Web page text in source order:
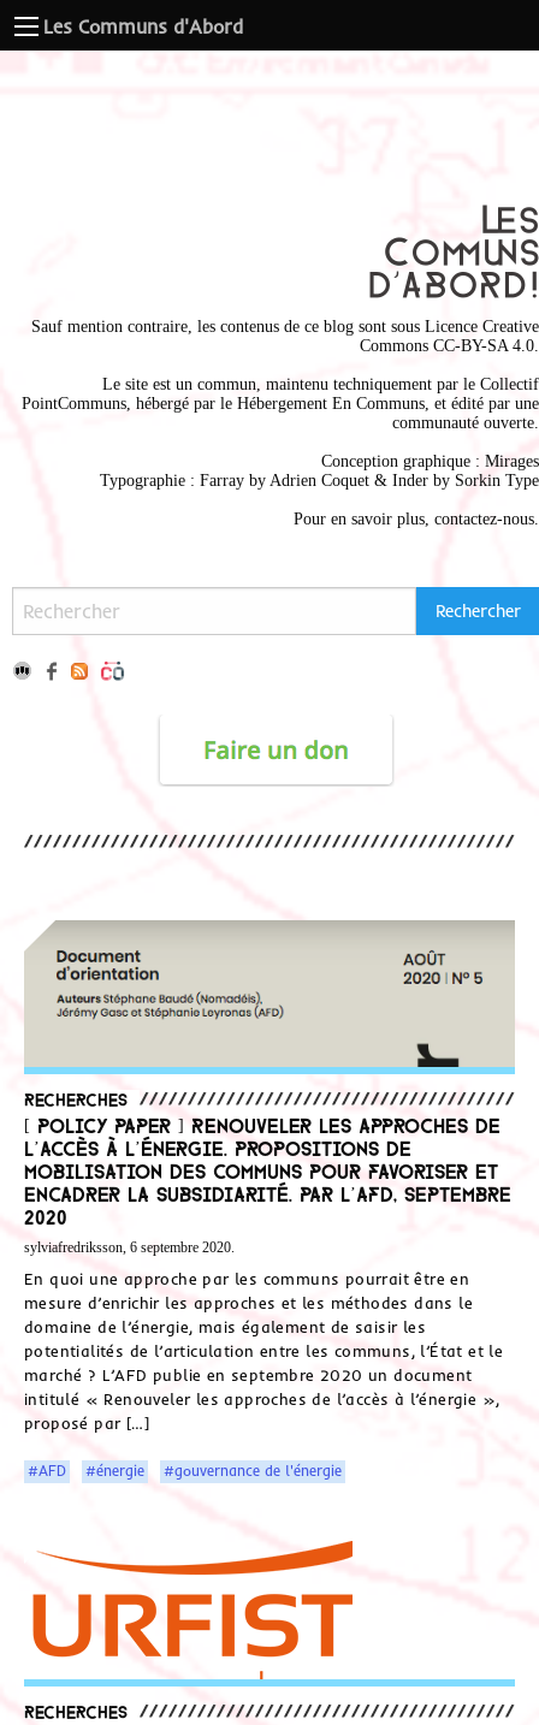
Les Communs d'Abord
Sauf mention contraire, les contenus de ce blog sont sous Licence Creative
Commons CC-BY-SA 4.0
Le site est un commun, maintenu techniquement par le Collectif
PointCommuns , hébergé par le Hébergement En Communs , et édité par une
communauté ouverte.
Conception graphique : Mirages
Typographie : Farray by Adrien Coquet & Inder by Sorkin Type
Pour en savoir plus, contactez-nous
Recherches
[ Policy Paper ] Renouveler les approches de
l’accès à l’énergie. Propositions de
mobilisation des communs pour favoriser et
encadrer la subsidiarité. Par l’AFD, septembre
2020
sylviafredriksson, 6 septembre 2020.
En quoi une approche par les communs pourrait être en
mesure d’enrichir les approches et les méthodes dans le
domaine de l’énergie, mais également de saisir les
potentialités de l’articulation entre les communs, l’État et le
marché ? L’AFD publie en septembre 2020 un document
intitulé « Renouveler les approches de l’accès à l’énergie »,
proposé par […]
#AFD #énergie #gouvernance de l'énergie
Recherches